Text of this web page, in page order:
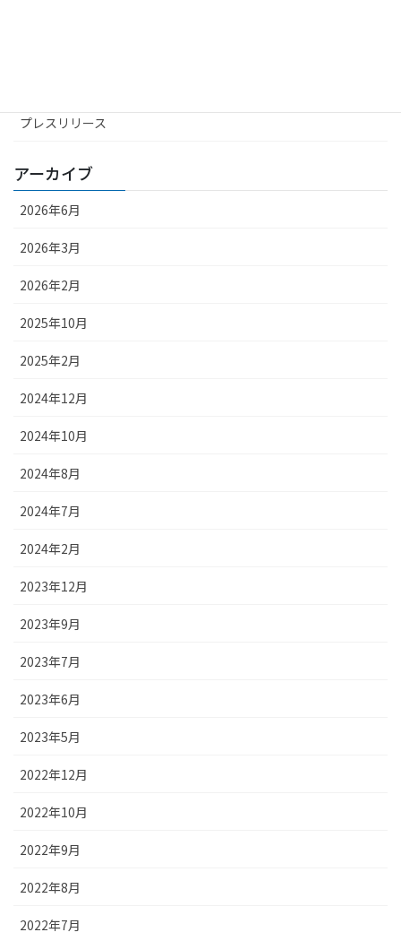
プレスリリース
アーカイブ
2026年6月
2026年3月
2026年2月
2025年10月
2025年2月
2024年12月
2024年10月
2024年8月
2024年7月
2024年2月
2023年12月
2023年9月
2023年7月
2023年6月
2023年5月
2022年12月
2022年10月
2022年9月
2022年8月
2022年7月